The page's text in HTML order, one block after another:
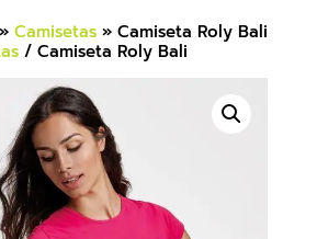
» Camisetas» Camiseta Roly Bali
/ Camiseta Roly Bali